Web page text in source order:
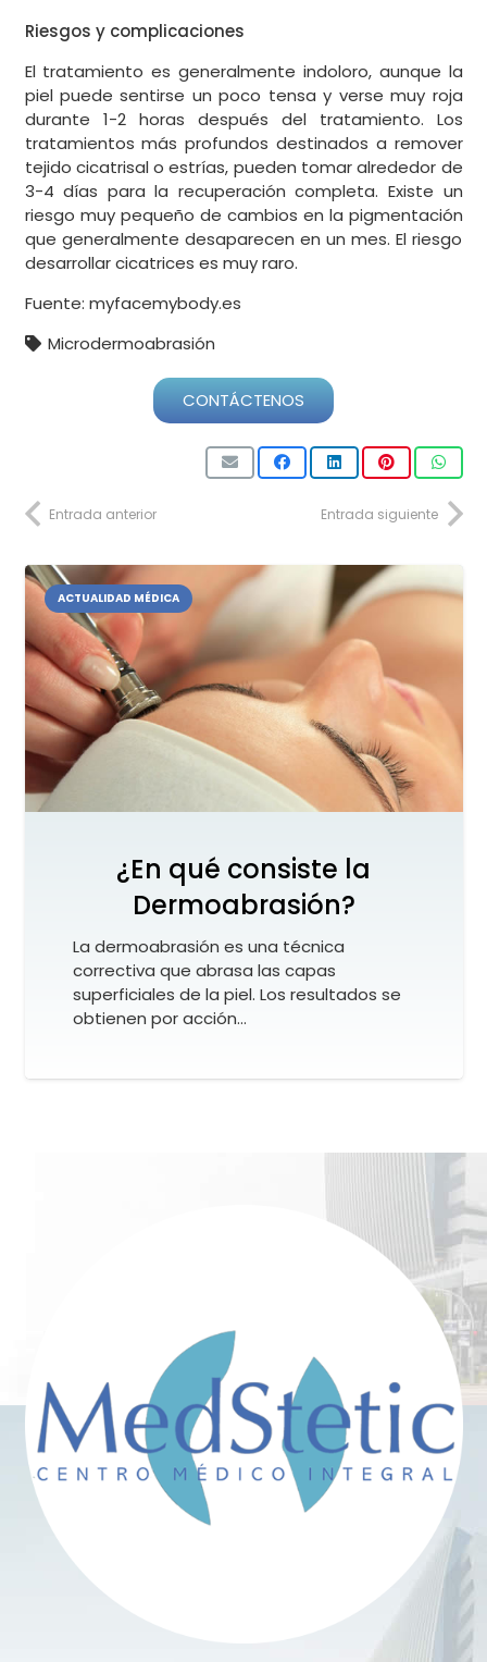
Riesgos y complicaciones
El tratamiento es generalmente indoloro, aunque la
piel puede sentirse un poco tensa y verse muy roja
durante 1-2 horas después del tratamiento. Los
tratamientos más profundos destinados a remover
tejido cicatrisal o estrías, pueden tomar alrededor de
3-4 días para la recuperación completa. Existe un
riesgo muy pequeño de cambios en la pigmentación
que generalmente desaparecen en un mes. El riesgo
desarrollar cicatrices es muy raro.
Fuente: myfacemybody.es
Microdermoabrasión
CONTÁCTENOS
Entrada anterior Entrada siguiente
ACTUALIDAD MÉDICA
¿En qué consiste la
Dermoabrasión?
La dermoabrasión es una técnica
correctiva que abrasa las capas
superficiales de la piel. Los resultados se
obtienen por acción…